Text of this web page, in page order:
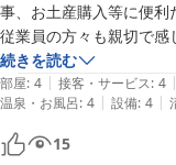
事、お土産購入等に便利
従業員の方々も親切で感
建物は新しくはないが、
た。ありがとうございま
続きを読む
部屋: 4 | 接客・サービス: 4 |
温泉・お風呂: 4 | 設備: 4 |
15